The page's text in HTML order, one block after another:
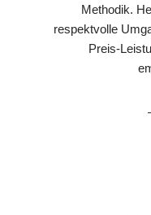
Methodik.
respektvolle
Preis-